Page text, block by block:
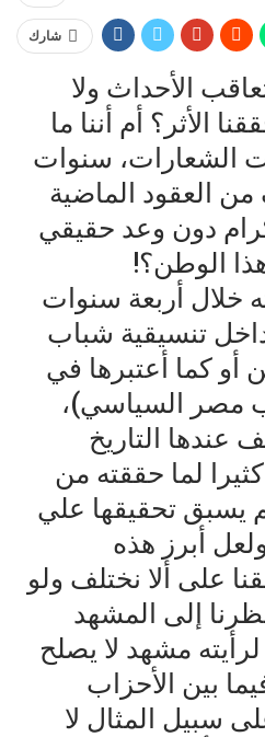
شارك
الأحداث ولا
الأثر؟ أم أننا ما
الشعارات، سنوات
العقود الماضية
دون وعد حقيقي
الوطن؟!
خلال أربعة سنوات
تنسيقية شباب
أو كما أعتبرها في
مصر السياسي)،
عندها التاريخ
لما حققته من
يسبق تحقيقها علي
أبرز هذه
على ألا نختلف ولو
إلى المشهد
مشهد لا يصلح
فيما بين الأحزاب
سبيل المثال لا